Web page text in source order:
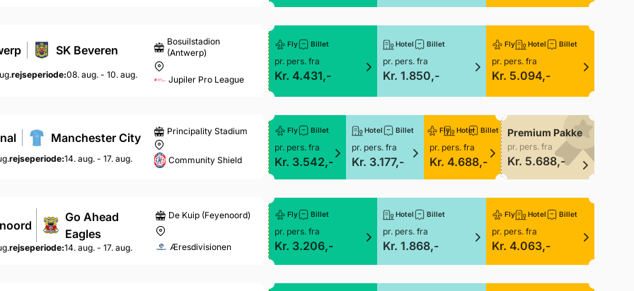
SK Beveren
rejseperiode:08. aug. - 10. aug.
Bosuilstadion
(Antwerp)
Jupiler Pro League
Fly Billet
pr. pers. fra
Kr. 4.431,-
Hotel Billet
pr. pers. fra
Kr. 1.850,-
Fly Hotel Billet
pr. pers. fra
Kr. 5.094,-
Manchester City
rejseperiode:14. aug. - 17. aug.
Principality Stadium
Community Shield
Fly Billet
pr. pers. fra
Kr. 3.542,-
Hotel Billet
pr. pers. fra
Kr. 3.177,-
Fly Hotel Billet
pr. pers. fra
Kr. 4.688,-
Premium Pakke
pr. pers. fra
Kr. 5.688,-
Go Ahead
Eagles
rejseperiode:14. aug. - 17. aug.
De Kuip (Feyenoord)
Æresdivisionen
Fly Billet
pr. pers. fra
Kr. 3.206,-
Hotel Billet
pr. pers. fra
Kr. 1.868,-
Fly Hotel Billet
pr. pers. fra
Kr. 4.063,-